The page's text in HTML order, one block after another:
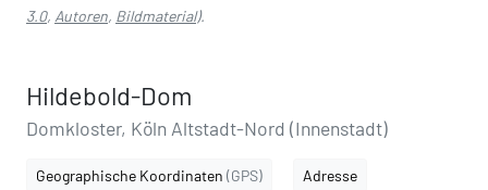
3.0, Autoren, Bildmaterial).
Hildebold-Dom
Domkloster, Köln Altstadt-Nord (Innenstadt)
Geographische Koordinaten (GPS) Adresse